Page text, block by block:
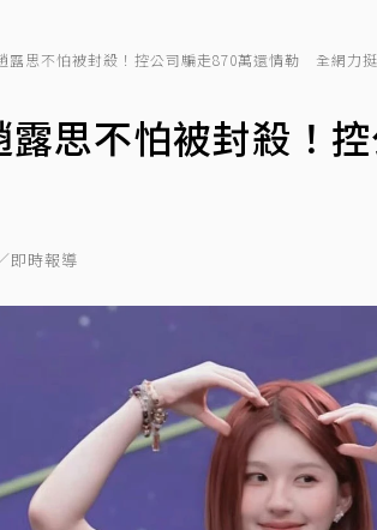
露思不怕被封殺！控公司騙走870萬還情勒 全網力挺
露思不怕被封殺
即時報導